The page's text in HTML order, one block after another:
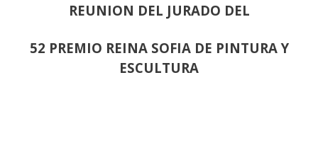
REUNION DEL JURADO DEL
52 PREMIO REINA SOFIA DE PINTURA Y
ESCULTURA